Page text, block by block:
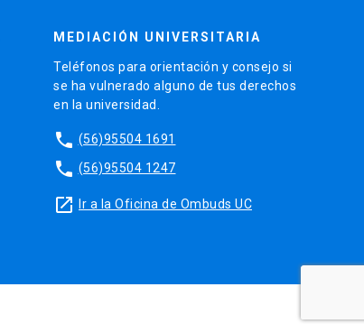
MEDIACIÓN UNIVERSITARIA
Teléfonos para orientación y consejo si
se ha vulnerado alguno de tus derechos
en la universidad.
phone (56)95504 1691
phone (56)95504 1247
launch Ir a la Oficina de Ombuds UC